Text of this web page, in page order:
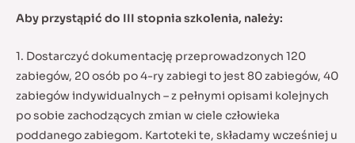
Aby przystąpić do III stopnia szkolenia, należy:
1. Dostarczyć dokumentację przeprowadzonych 120
zabiegów, 20 osób po 4-ry zabiegi to jest 80 zabiegów, 40
zabiegów indywidualnych – z pełnymi opisami kolejnych
po sobie zachodzących zmian w ciele człowieka
poddanego zabiegom. Kartoteki te, składamy wcześniej u